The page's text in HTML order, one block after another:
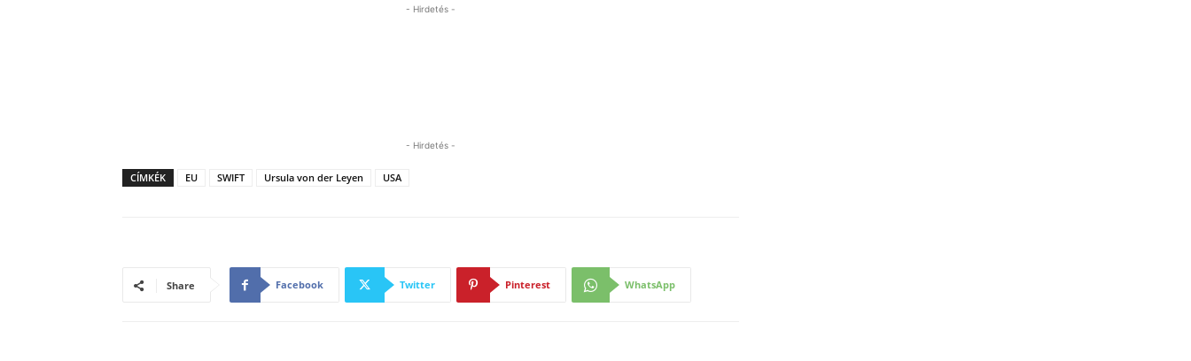
- Hirdetés -
- Hirdetés -
CÍMKÉK EU SWIFT Ursula von der Leyen USA
Share Facebook Twitter Pinterest WhatsApp